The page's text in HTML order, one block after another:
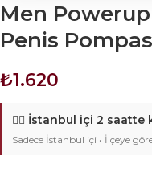
Men
Penis
₺1.620
🚴‍♂️ İstanbul içi 2 saatte
Sadece İstanbul içi • İlçeye